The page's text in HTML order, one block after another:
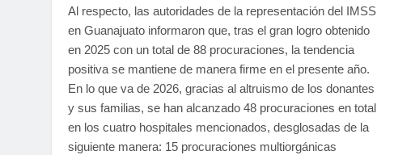
Al respecto, las autoridades de la representación del IMSS
en Guanajuato informaron que, tras el gran logro obtenido
en 2025 con un total de 88 procuraciones, la tendencia
positiva se mantiene de manera firme en el presente año.
En lo que va de 2026, gracias al altruismo de los donantes
y sus familias, se han alcanzado 48 procuraciones en total
en los cuatro hospitales mencionados, desglosadas de la
siguiente manera: 15 procuraciones multiorgánicas